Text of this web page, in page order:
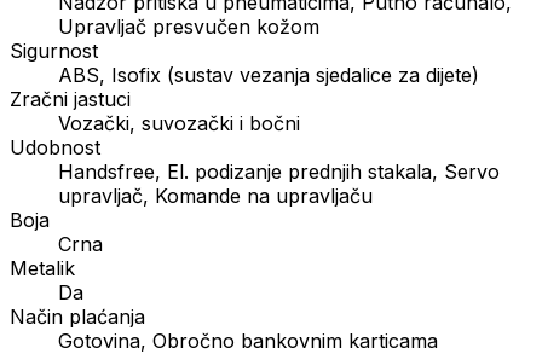
Upravljač presvučen kožom
Sigurnost
ABS, Isofix (sustav vezanja sjedalice za dijete)
Zračni jastuci
Vozački, suvozački i bočni
Udobnost
Handsfree, El. podizanje prednjih stakala, Servo
upravljač, Komande na upravljaču
Boja
Crna
Metalik
Da
Način plaćanja
Gotovina, Obročno bankovnim karticama